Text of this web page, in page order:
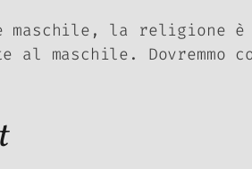
la religione è
maschile. Dovremmo